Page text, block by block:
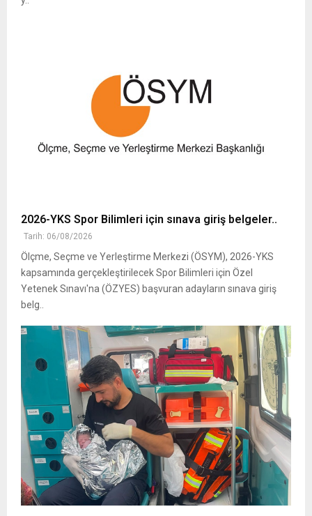
2026-YKS Spor Bilimleri için sınava giriş belgeler..
Tarih: 06/08/2026
Ölçme, Seçme ve Yerleştirme Merkezi (ÖSYM), 2026-YKS
kapsamında gerçekleştirilecek Spor Bilimleri için Özel
Yetenek Sınavı'na (ÖZYES) başvuran adayların sınava giriş
belg..